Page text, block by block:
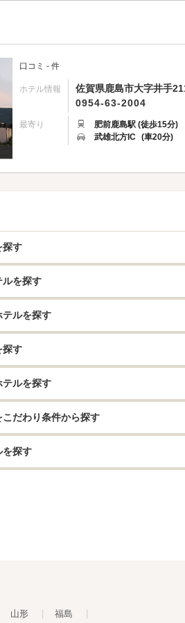
口コミ - 件
ホテル情報
佐賀県鹿島市大字井手
0954-63-2004
最寄り
肥前鹿島駅 (徒歩15分)
武雄北方IC (車20分)
探す
ルを探す
テルを探す
探す
テルを探す
だわり条件から探す
を探す
山形 福島